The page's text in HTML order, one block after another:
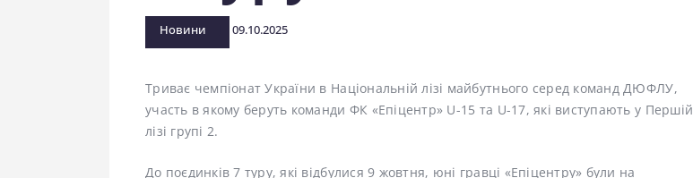
Новини 09.10.2025
Триває чемпіонат України в Національній лізі майбутнього серед команд ДЮФЛУ,
участь в якому беруть команди ФК «Епіцентр» U-15 та U-17, які виступають у Першій
лізі групі 2.
До поєдинків 7 туру, які відбулися 9 жовтня, юні гравці «Епіцентру» були на